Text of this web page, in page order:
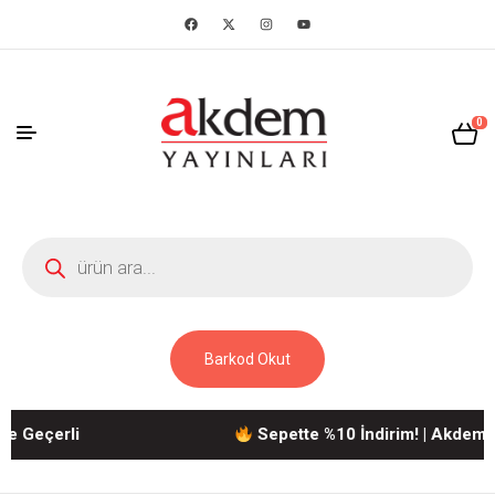
0
Barkod Okut
Sepette %10 İndirim! | Akdem